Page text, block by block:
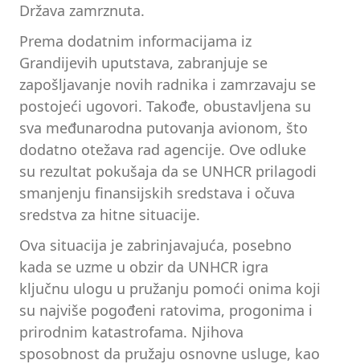
Država zamrznuta.
Prema dodatnim informacijama iz
Grandijevih uputstava, zabranjuje se
zapošljavanje novih radnika i zamrzavaju se
postojeći ugovori. Takođe, obustavljena su
sva međunarodna putovanja avionom, što
dodatno otežava rad agencije. Ove odluke
su rezultat pokušaja da se UNHCR prilagodi
smanjenju finansijskih sredstava i očuva
sredstva za hitne situacije.
Ova situacija je zabrinjavajuća, posebno
kada se uzme u obzir da UNHCR igra
ključnu ulogu u pružanju pomoći onima koji
su najviše pogođeni ratovima, progonima i
prirodnim katastrofama. Njihova
sposobnost da pružaju osnovne usluge, kao